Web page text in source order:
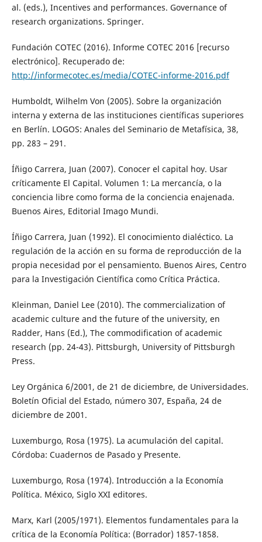
al. (eds.), Incentives and performances. Governance of
research organizations. Springer.
Fundación COTEC (2016). Informe COTEC 2016 [recurso
electrónico]. Recuperado de:
http://informecotec.es/media/COTEC-informe-2016.pdf
Humboldt, Wilhelm Von (2005). Sobre la organización
interna y externa de las instituciones científicas superiores
en Berlín. LOGOS: Anales del Seminario de Metafísica, 38,
pp. 283 – 291.
Íñigo Carrera, Juan (2007). Conocer el capital hoy. Usar
críticamente El Capital. Volumen 1: La mercancía, o la
conciencia libre como forma de la conciencia enajenada.
Buenos Aires, Editorial Imago Mundi.
Íñigo Carrera, Juan (1992). El conocimiento dialéctico. La
regulación de la acción en su forma de reproducción de la
propia necesidad por el pensamiento. Buenos Aires, Centro
para la Investigación Científica como Crítica Práctica.
Kleinman, Daniel Lee (2010). The commercialization of
academic culture and the future of the university, en
Radder, Hans (Ed.), The commodification of academic
research (pp. 24-43). Pittsburgh, University of Pittsburgh
Press.
Ley Orgánica 6/2001, de 21 de diciembre, de Universidades.
Boletín Oficial del Estado, número 307, España, 24 de
diciembre de 2001.
Luxemburgo, Rosa (1975). La acumulación del capital.
Córdoba: Cuadernos de Pasado y Presente.
Luxemburgo, Rosa (1974). Introducción a la Economía
Política. México, Siglo XXI editores.
Marx, Karl (2005/1971). Elementos fundamentales para la
crítica de la Economía Política: (Borrador) 1857-1858.